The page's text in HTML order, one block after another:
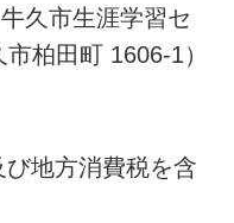
久市生涯学習セ
柏田町 1606-1）
地方消費税を含